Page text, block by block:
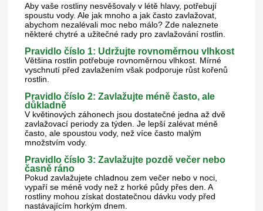
Aby vaše rostliny nesvěšovaly v létě hlavy, potřebují
spoustu vody. Ale jak mnoho a jak často zavlažovat,
abychom nezalévali moc nebo málo? Zde naleznete
některé chytré a užitečné rady pro zavlažování rostlin.
Pravidlo číslo 1: Udržujte rovnoměrnou vlhkost
Většina rostlin potřebuje rovnoměrnou vlhkost. Mírné
vyschnutí před zavlažením však podporuje růst kořenů
rostlin.
Pravidlo číslo 2: Zavlažujte méně často, ale
důkladně
V květinových záhonech jsou dostatečné jedna až dvě
zavlažovací periody za týden. Je lepší zalévat méně
často, ale spoustou vody, než více často malým
množstvím vody.
Pravidlo číslo 3: Zavlažujte pozdě večer nebo
časně ráno
Pokud zavlažujete chladnou zem večer nebo v noci,
vypaří se méně vody než z horké půdy přes den. A
rostliny mohou získat dostatečnou dávku vody před
nastávajícím horkým dnem.